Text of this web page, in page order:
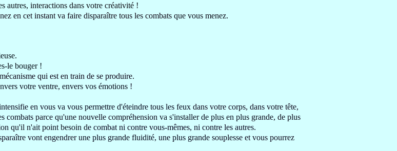
autres, interactions dans votre créativité !
en cet instant va faire disparaître tous les combats que vous menez.
le bouger !
qui est en train de se produire.
votre ventre, envers vos émotions !
en vous va vous permettre d'éteindre tous les feux dans votre corps, dans votre tête,
combats parce qu'une nouvelle compréhension va s'installer de plus en plus grande, de plus
qu'il n'ait point besoin de combat ni contre vous-mêmes, ni contre les autres.
vont engendrerune plus grande fluidité, une plus grande souplesse et vous pourrez